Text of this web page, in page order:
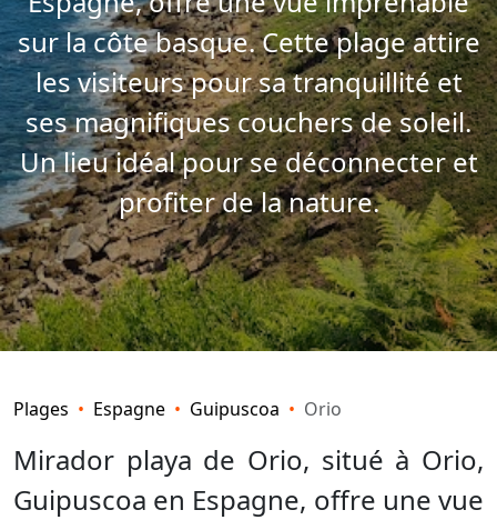
sur la côte basque. Cette plage attire
les visiteurs pour sa tranquillité et
ses magnifiques couchers de soleil.
Un lieu idéal pour se déconnecter et
profiter de la nature.
Plages Espagne Guipuscoa Orio
Mirador playa de Orio, situé à Orio,
Guipuscoa en Espagne, offre une vue